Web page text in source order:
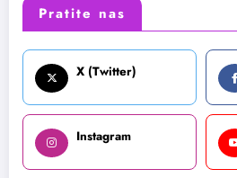
Pratite nas
X (Twitter)
Instagram